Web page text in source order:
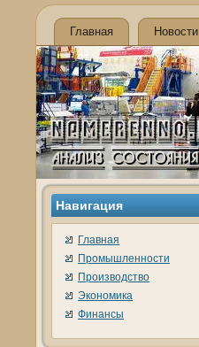
Главная Новости
Навигация
Главная
Промышленности
Производство
Экономика
Финансы